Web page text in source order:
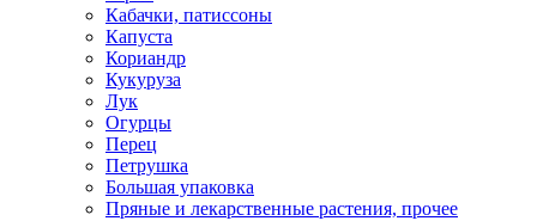
Кабачки, патиссоны
Капуста
Кориандр
Кукуруза
Лук
Огурцы
Перец
Петрушка
Большая упаковка
Пряные и лекарственные растения, прочее